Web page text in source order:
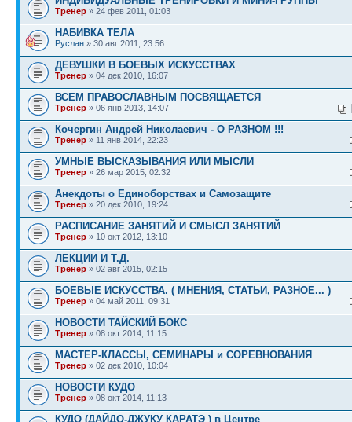
Тренер » 24 фев 2011, 01:03
НАБИВКА ТЕЛА
Руслан » 30 авг 2011, 23:56
ДЕВУШКИ В БОЕВЫХ ИСКУССТВАХ
Тренер » 04 дек 2010, 16:07
ВСЕМ ПРАВОСЛАВНЫМ ПОСВЯЩАЕТСЯ
Тренер » 06 янв 2013, 14:07
Кочергин Андрей Николаевич - О РАЗНОМ !!!
Тренер » 11 янв 2014, 22:23
УМНЫЕ ВЫСКАЗЫВАНИЯ ИЛИ МЫСЛИ
Тренер » 26 мар 2015, 02:32
Анекдоты о Единоборствах и Самозащите
Тренер » 20 дек 2010, 19:24
РАСПИСАНИЕ ЗАНЯТИЙ И СМЫСЛ ЗАНЯТИЙ
Тренер » 10 окт 2012, 13:10
ЛЕКЦИИ И Т.Д.
Тренер » 02 авг 2015, 02:15
БОЕВЫЕ ИСКУССТВА. ( МНЕНИЯ, СТАТЬИ, РАЗНОЕ... )
Тренер » 04 май 2011, 09:31
НОВОСТИ ТАЙСКИЙ БОКС
Тренер » 08 окт 2014, 11:15
МАСТЕР-КЛАССЫ, СЕМИНАРЫ и СОРЕВНОВАНИЯ
Тренер » 02 дек 2010, 10:04
НОВОСТИ КУДО
Тренер » 08 окт 2014, 11:13
КУДО (ДАЙДО-ДЖУКУ КАРАТЭ ) в Центре